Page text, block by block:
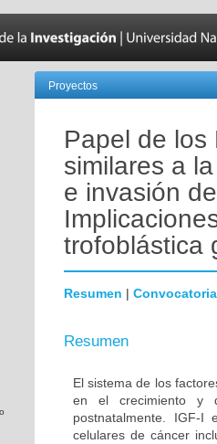
Proyectos
Papel de los
similares a
e invasión
trofoblástica
Resumen | Convocatoria
Resumen
El sistema de los
en el crecimiento y
postnatalmente. IGF-
celulares de cáncer